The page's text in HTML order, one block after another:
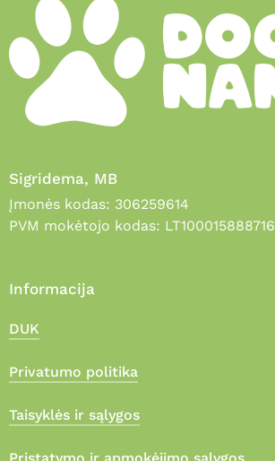
Sigridema, MB
Įmonės kodas: 306259614
PVM mokėtojo kodas: LT100015888716
Informacija
DUK
Privatumo politika
Taisyklės ir sąlygos